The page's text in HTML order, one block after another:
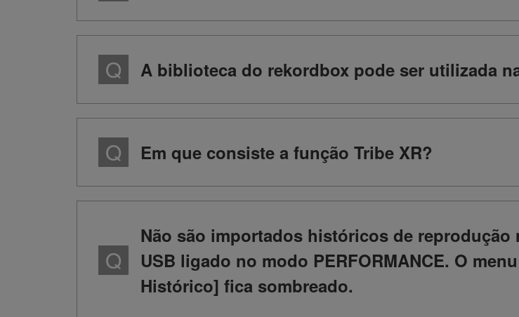
A biblioteca do rekordbox pode ser utilizada
Em que consiste a função Tribe XR?
Não são importados históricos de
USB ligado no modo PERFORMANCE. O
Histórico] fica sombreado.